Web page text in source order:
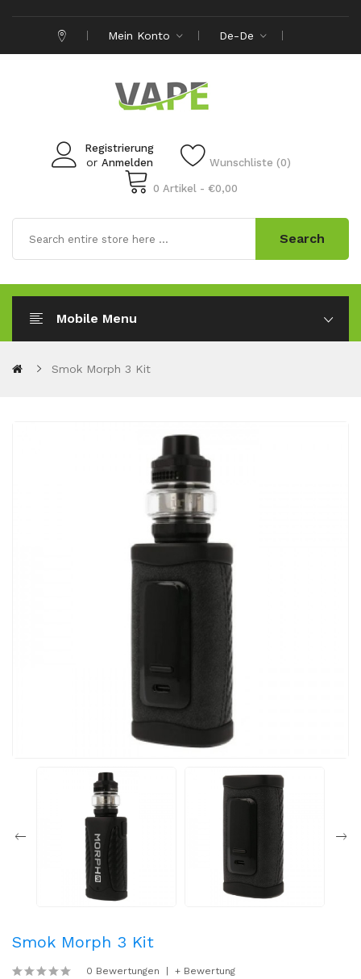
Mein Konto De-De
Registrierung
or Anmelden Wunschliste (0)
0 Artikel - €0,00
Search
Mobile Menu
Smok Morph 3 Kit
Smok Morph 3 Kit
0 Bewertungen + Bewertung